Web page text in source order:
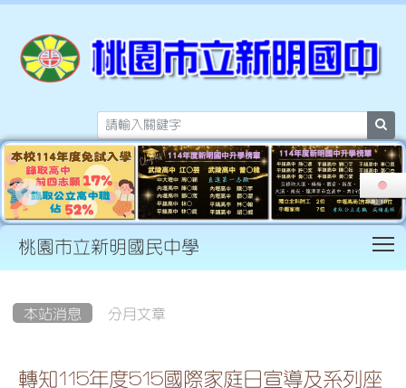
桃園市立新明國民中學
本站消息 分月文章
轉知115年度515國際家庭日宣導及系列座